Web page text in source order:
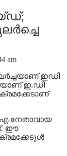
am
ഇഡി
ഇ.ഡി
നേതാവായ
ഈ